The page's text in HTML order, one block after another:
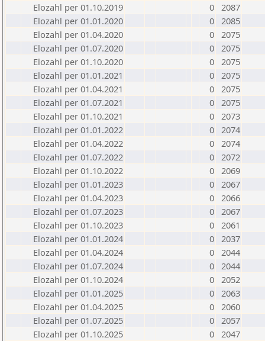
Elozahl per 01.10.2019
0 2087
Elozahl per 01.01.2020
0 2085
Elozahl per 01.04.2020
0 2075
Elozahl per 01.07.2020
0 2075
Elozahl per 01.10.2020
0 2075
Elozahl per 01.01.2021
0 2075
Elozahl per 01.04.2021
0 2075
Elozahl per 01.07.2021
0 2075
Elozahl per 01.10.2021
0 2073
Elozahl per 01.01.2022
0 2074
Elozahl per 01.04.2022
0 2074
Elozahl per 01.07.2022
0 2072
Elozahl per 01.10.2022
0 2069
Elozahl per 01.01.2023
0 2067
Elozahl per 01.04.2023
0 2066
Elozahl per 01.07.2023
0 2067
Elozahl per 01.10.2023
0 2061
Elozahl per 01.01.2024
0 2037
Elozahl per 01.04.2024
0 2044
Elozahl per 01.07.2024
0 2044
Elozahl per 01.10.2024
0 2052
Elozahl per 01.01.2025
0 2063
Elozahl per 01.04.2025
0 2060
Elozahl per 01.07.2025
0 2057
Elozahl per 01.10.2025
0 2047